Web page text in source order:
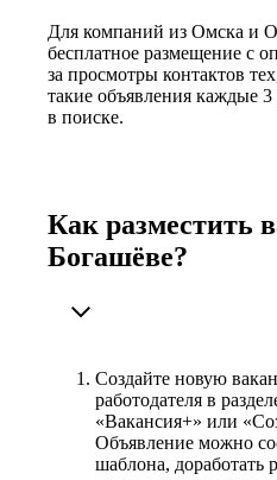
Для компаний из Омска и
бесплатное размещение с
за просмотры контактов
такие объявления каждые
в поиске.
Как разместить
Богашёве?
Создайте новую
работодателя в
«Вакансия+» или
Объявление можно
шаблона, доработать